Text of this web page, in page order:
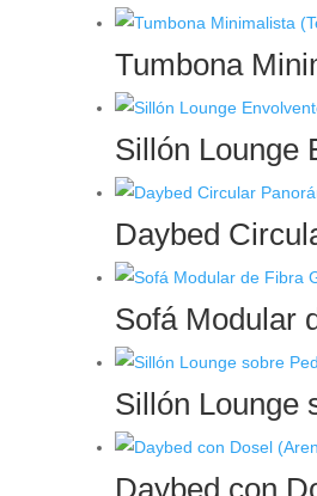
Tumbona
Sillón Lounge
Daybed
Sofá Modular
Sillón Lounge